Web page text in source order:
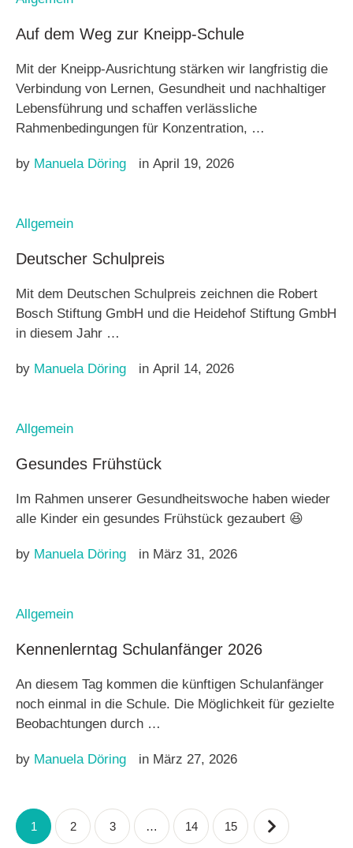
Auf dem Weg zur Kneipp-Schule
Mit der Kneipp-Ausrichtung stärken wir langfristig die
Verbindung von Lernen, Gesundheit und nachhaltiger
Lebensführung und schaffen verlässliche
Rahmenbedingungen für Konzentration, …
by Manuela Döring in April 19, 2026
Allgemein
Deutscher Schulpreis
Mit dem Deutschen Schulpreis zeichnen die Robert
Bosch Stiftung GmbH und die Heidehof Stiftung GmbH
in diesem Jahr …
by Manuela Döring in April 14, 2026
Allgemein
Gesundes Frühstück
Im Rahmen unserer Gesundheitswoche haben wieder
alle Kinder ein gesundes Frühstück gezaubert 😆
by Manuela Döring in März 31, 2026
Allgemein
Kennenlerntag Schulanfänger 2026
An diesem Tag kommen die künftigen Schulanfänger
noch einmal in die Schule. Die Möglichkeit für gezielte
Beobachtungen durch …
by Manuela Döring in März 27, 2026
1 2 3 … 14 15